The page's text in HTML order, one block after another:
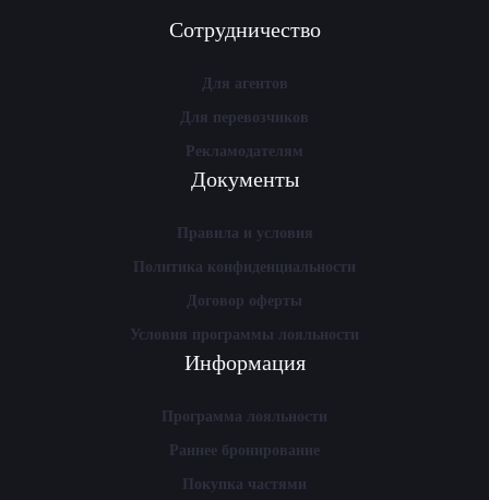
Сотрудничество
Для агентов
Для перевозчиков
Рекламодателям
Документы
Правила и условия
Политика конфиденциальности
Договор оферты
Условия программы лояльности
Информация
Программа лояльности
Раннее бронирование
Покупка частями